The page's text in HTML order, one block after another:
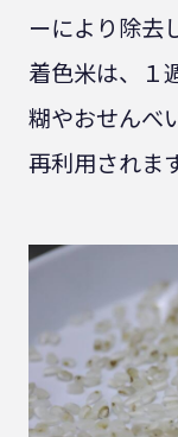
ーにより除去
着色米は、１
糊やおせんべ
再利用されます